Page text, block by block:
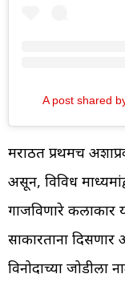
A post shared
मराठीत प्रथमच
असून, विविध
गाजविणारे कलाकार
साकारताना दिसणार
विनोदाच्या जोडीला